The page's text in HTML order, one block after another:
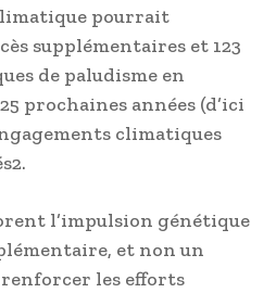
pourrait
supplémentaires et 123
de paludisme en
prochaines années (d’ici
climatiques
l’impulsion génétique
et non un
les efforts